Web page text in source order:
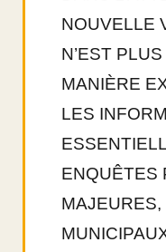
NOUVELLE
N’EST
MANIÈRE
LES
ENQUÊTES